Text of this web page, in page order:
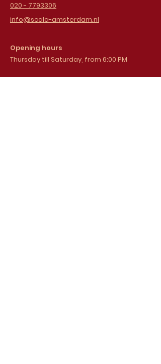
020 - 7793306
info@scala-amsterdam.nl
Opening hours
Thursday till Saturday, from 6:00 PM